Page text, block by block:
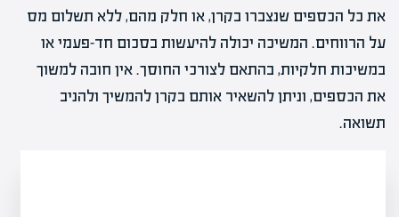
את כל הכספים שנצברו בקרן, או חלק מהם, ללא תשלום מס
על הרווחים. המשיכה יכולה להיעשות בסכום חד-פעמי או
במשיכות חלקיות, בהתאם לצורכי החוסך. אין חובה למשוך
את הכספים, וניתן להשאיר אותם בקרן להמשיך ולהניב
תשואה.